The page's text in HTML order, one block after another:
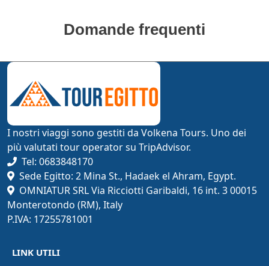
Domande frequenti
I nostri viaggi sono gestiti da Volkena Tours. Uno dei
più valutati tour operator su TripAdvisor.
Tel: 0683848170
Sede Egitto: 2 Mina St., Hadaek el Ahram, Egypt.
OMNIATUR SRL Via Ricciotti Garibaldi, 16 int. 3 00015
Monterotondo (RM), Italy
P.IVA: 17255781001
LINK UTILI